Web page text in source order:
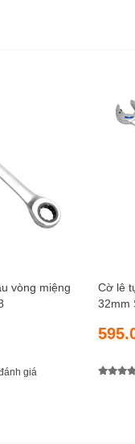
vòng miệng
giá
Cờ lê
32mm